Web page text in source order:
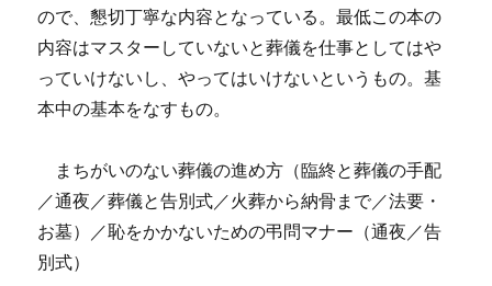
ので、懇切丁寧な内容となっている。最低この本の
内容はマスターしていないと葬儀を仕事としてはや
っていけないし、やってはいけないというもの。基
本中の基本をなすもの。
まちがいのない葬儀の進め方（臨終と葬儀の手配
／通夜／葬儀と告別式／火葬から納骨まで／法要・
お墓）／恥をかかないための弔問マナー（通夜／告
別式）